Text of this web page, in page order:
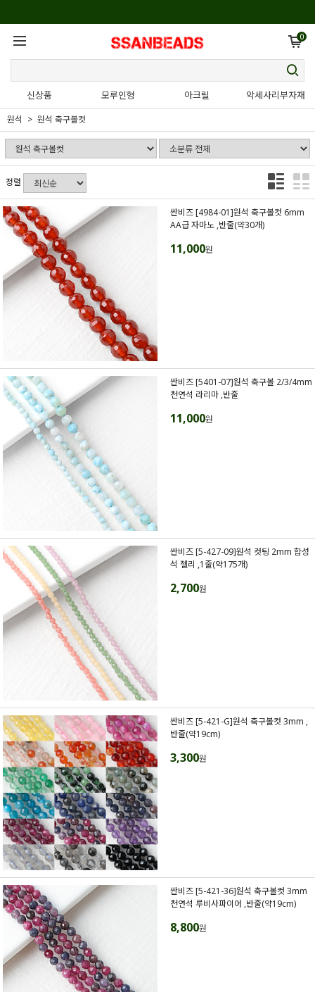
0
신상품 모루인형 아크릴 악세사리부자재
원석 원석 축구볼컷
정렬
싼비즈 [4984-01]원석 축구볼컷 6mm
AA급 자마노 ,반줄(약30개)
11,000원
싼비즈 [5401-07]원석 축구볼 2/3/4mm
천연석 라리마 ,반줄
11,000원
싼비즈 [5-427-09]원석 컷팅 2mm 합성
석 젤리 ,1줄(약175개)
2,700원
싼비즈 [5-421-G]원석 축구볼컷 3mm ,
반줄(약19cm)
3,300원
싼비즈 [5-421-36]원석 축구볼컷 3mm
천연석 루비사파이어 ,반줄(약19cm)
8,800원